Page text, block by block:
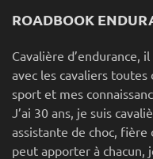
ROADBOOK
Cavalière d’endurance,
avec les cavaliers toutes
sport et mes
J’ai 30 ans, je suis
assistante de choc, fière
peut apporter à chacun,